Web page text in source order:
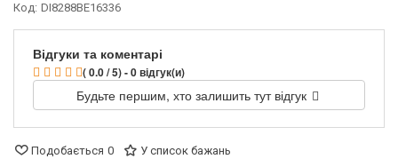
Код: DI8288BE16336
Відгуки та коментарі
( 0.0 / 5) - 0 відгук(и)
Будьте першим, хто залишить тут відгук
Подобається 0 У список бажань